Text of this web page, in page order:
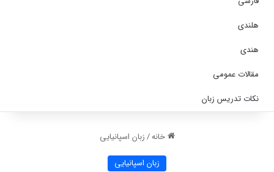
هلندی
هندی
مقالات عمومی
نکات تدریس زبان
خانه/زبان اسپانیایی
زبان اسپانیایی